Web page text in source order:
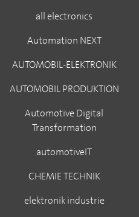
all electronics
Automation NEXT
AUTOMOBIL-ELEKTRONIK
AUTOMOBIL PRODUKTION
Automotive Digital
Transformation
automotiveIT
CHEMIE TECHNIK
elektronik industrie